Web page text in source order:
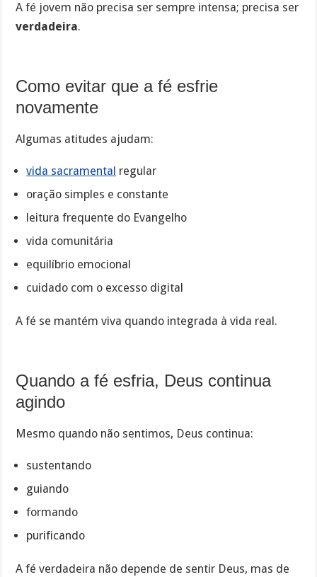
A fé jovem não precisa ser sempre intensa; precisa ser
verdadeira.
Como evitar que a fé esfrie
novamente
Algumas atitudes ajudam:
vida sacramental regular
oração simples e constante
leitura frequente do Evangelho
vida comunitária
equilíbrio emocional
cuidado com o excesso digital
A fé se mantém viva quando integrada à vida real.
Quando a fé esfria, Deus continua
agindo
Mesmo quando não sentimos, Deus continua:
sustentando
guiando
formando
purificando
A fé verdadeira não depende de sentir Deus, mas de